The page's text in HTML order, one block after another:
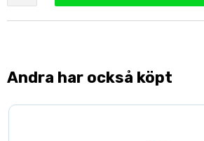
Andra har också köpt